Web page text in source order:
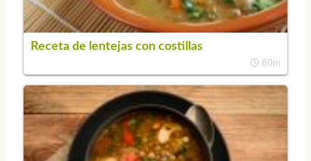
Receta de lentejas con costillas
80m